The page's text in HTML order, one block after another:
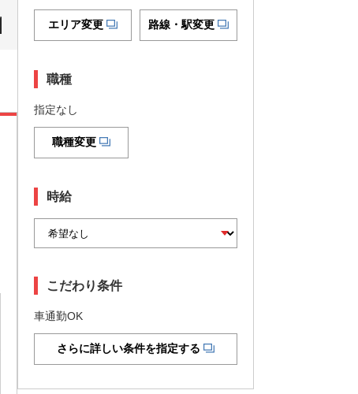
エリア変更 路線・駅変更
職種
指定なし
職種変更
時給
こだわり条件
車通勤OK
さらに詳しい条件を指定する